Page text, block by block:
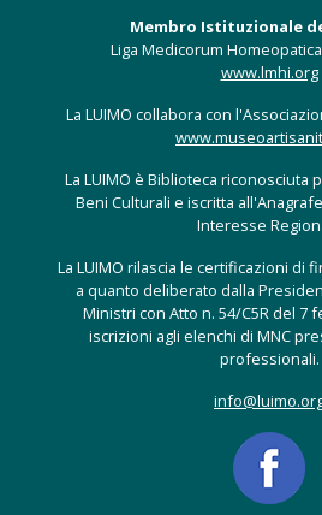
Membro Istituzionale
Liga Medicorum
www.lmhi.org
La LUIMO collabora con
La LUIMO è Biblioteca riconosciuta
Beni Culturali e iscritta
Interesse
La LUIMO rilascia le certificazioni di
a quanto deliberato dalla
Ministri con Atto n. 54/C5R del 7
iscrizioni agli elenchi di MNC
professionali.